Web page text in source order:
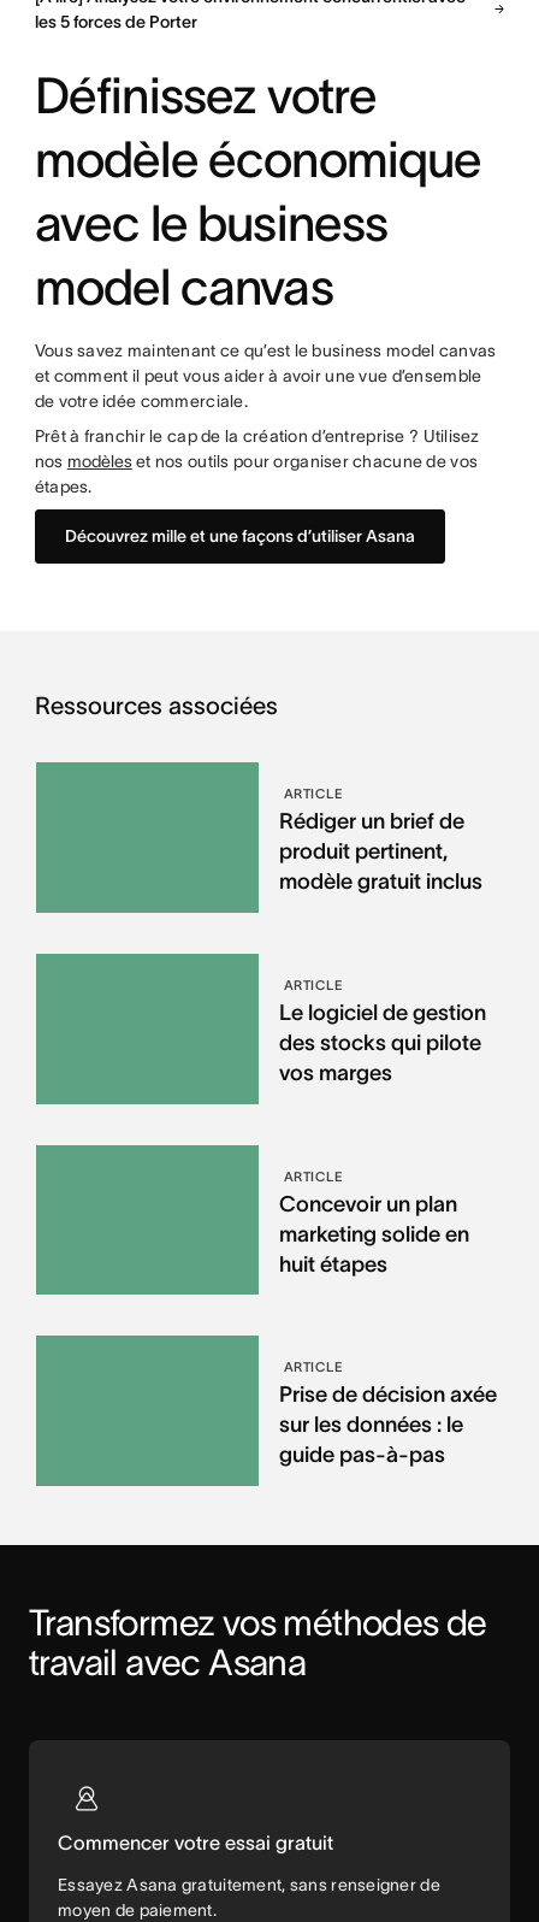
les 5 forces de Porter
Définissez votre
modèle économique
avec le business
model canvas
Vous savez maintenant ce qu’est le business model canvas
et comment il peut vous aider à avoir une vue d’ensemble
de votre idée commerciale.
Prêt à franchir le cap de la création d’entreprise ? Utilisez
nos modèleset nos outils pour organiser chacune de vos
étapes.
Découvrez mille et une façons d’utiliser Asana
Ressources associées
ARTICLE
Rédiger un brief de
produit pertinent,
modèle gratuit inclus
ARTICLE
Le logiciel de gestion
des stocks qui pilote
vos marges
ARTICLE
Concevoir un plan
marketing solide en
huit étapes
ARTICLE
Prise de décision axée
sur les données : le
guide pas-à-pas
Transformez vos méthodes de
travail avec Asana
Commencer votre essai gratuit
Essayez Asana gratuitement, sans renseigner de
moyen de paiement.